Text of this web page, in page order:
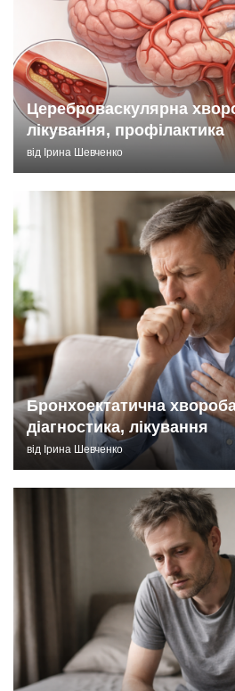
Цереброваскулярна
лікування, профілактика
від Ірина Шевченко
Бронхоектатична
діагностика, лікування
від Ірина Шевченко